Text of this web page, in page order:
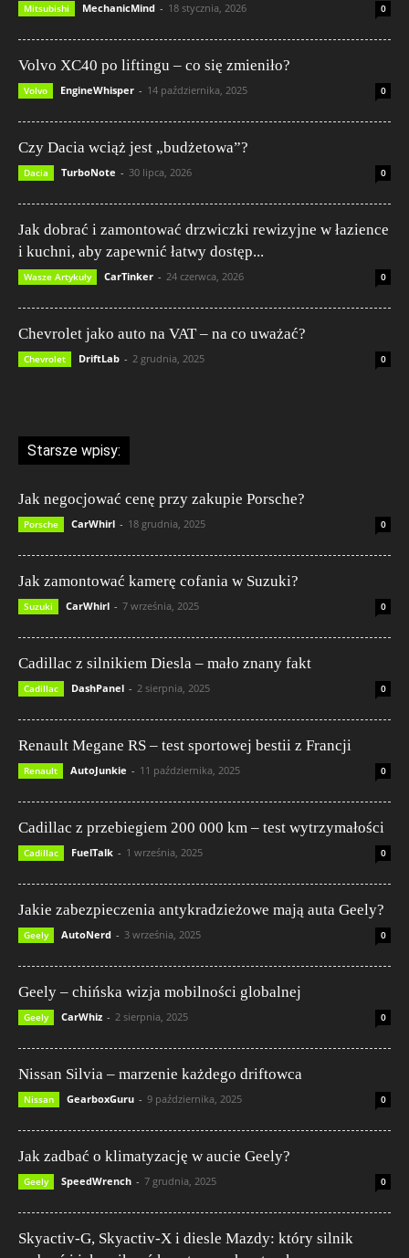
Mitsubishi MechanicMind - 18 stycznia, 2026 0
Volvo XC40 po liftingu – co się zmieniło?
Volvo EngineWhisper - 14 października, 2025 0
Czy Dacia wciąż jest „budżetowa”?
Dacia TurboNote - 30 lipca, 2026 0
Jak dobrać i zamontować drzwiczki rewizyjne w łazience
i kuchni, aby zapewnić łatwy dostęp...
Wasze Artykuły CarTinker - 24 czerwca, 2026 0
Chevrolet jako auto na VAT – na co uważać?
Chevrolet DriftLab - 2 grudnia, 2025 0
Starsze wpisy:
Jak negocjować cenę przy zakupie Porsche?
Porsche CarWhirl - 18 grudnia, 2025 0
Jak zamontować kamerę cofania w Suzuki?
Suzuki CarWhirl - 7 września, 2025 0
Cadillac z silnikiem Diesla – mało znany fakt
Cadillac DashPanel - 2 sierpnia, 2025 0
Renault Megane RS – test sportowej bestii z Francji
Renault AutoJunkie - 11 października, 2025 0
Cadillac z przebiegiem 200 000 km – test wytrzymałości
Cadillac FuelTalk - 1 września, 2025 0
Jakie zabezpieczenia antykradzieżowe mają auta Geely?
Geely AutoNerd - 3 września, 2025 0
Geely – chińska wizja mobilności globalnej
Geely CarWhiz - 2 sierpnia, 2025 0
Nissan Silvia – marzenie każdego driftowca
Nissan GearboxGuru - 9 października, 2025 0
Jak zadbać o klimatyzację w aucie Geely?
Geely SpeedWrench - 7 grudnia, 2025 0
Skyactiv-G, Skyactiv-X i diesle Mazdy: który silnik